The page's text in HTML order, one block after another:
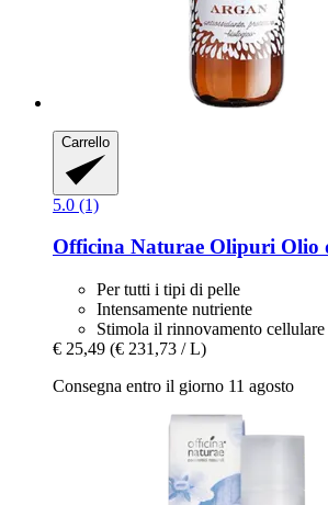
Carrello
5.0 (1)
Officina Naturae Olipuri Olio
Per tutti i tipi di pelle
Intensamente nutriente
Stimola il rinnovamento cellulare
€ 25,49 (€ 231,73 / L)
Consegna entro il giorno 11 agosto